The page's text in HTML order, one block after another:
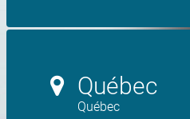
Québec
Québec